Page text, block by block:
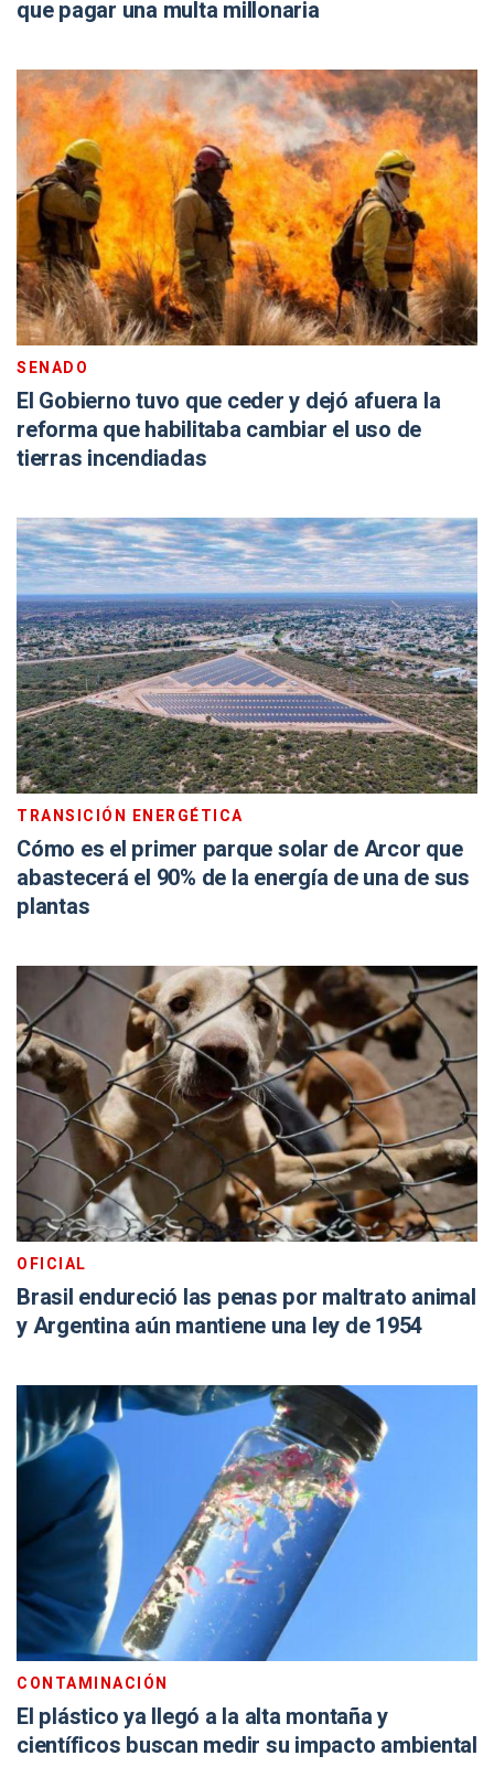
que pagar una multa millonaria
SENADO
El Gobierno tuvo que ceder y dejó afuera la
reforma que habilitaba cambiar el uso de
tierras incendiadas
TRANSICIÓN ENERGÉTICA
Cómo es el primer parque solar de Arcor que
abastecerá el 90% de la energía de una de sus
plantas
OFICIAL
Brasil endureció las penas por maltrato animal
y Argentina aún mantiene una ley de 1954
CONTAMINACIÓN
El plástico ya llegó a la alta montaña y
científicos buscan medir su impacto ambiental